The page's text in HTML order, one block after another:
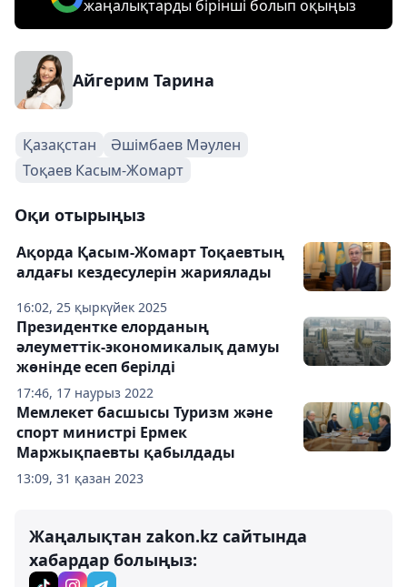
жаңалықтарды бірінші болып оқыңыз
Айгерим Тарина
Қазақстан
Әшімбаев Мәулен
Тоқаев Касым-Жомарт
Оқи отырыңыз
16:02, 25 қыркүйек 2025
Ақорда Қасым-Жомарт Тоқаевтың
алдағы кездесулерін жариялады
17:46, 17 наурыз 2022
Президентке елорданың
әлеуметтік-экономикалық дамуы
жөнінде есеп берілді
13:09, 31 қазан 2023
Мемлекет басшысы Туризм және
спорт министрі Ермек
Маржықпаевты қабылдады
Жаңалықтан zakon.kz сайтында
хабардар болыңыз: